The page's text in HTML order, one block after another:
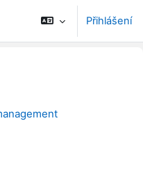
Přihlášení